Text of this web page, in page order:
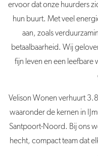
ervoor dat onze huurders
hun buurt. Met veel
aan, zoals
betaalbaarheid. Wij
fijn leven en een leefbare
Velison Wonen verhuurt
waaronder de kernen in
Santpoort-Noord. Bij ons
hecht, compact team dat